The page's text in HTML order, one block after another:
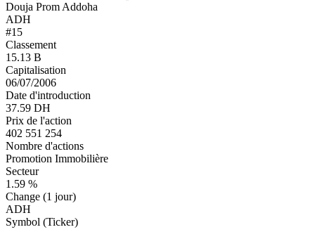
Douja Prom Addoha
ADH
#15
Classement
15.13 B
Capitalisation
06/07/2006
Date d'introduction
37.59 DH
Prix de l'action
402 551 254
Nombre d'actions
Promotion Immobilière
Secteur
1.59 %
Change (1 jour)
ADH
Symbol (Ticker)